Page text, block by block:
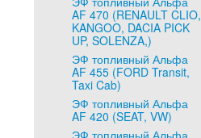
AF 470 (RENAULT CLIO,
KANGOO, DACIA PICK
UP, SOLENZA,)
ЭФ топливный Альфа
AF 455 (FORD Transit,
Taxi Cab)
ЭФ топливный Альфа
AF 420 (SEAT, VW)
ЭФ топливный Альфа